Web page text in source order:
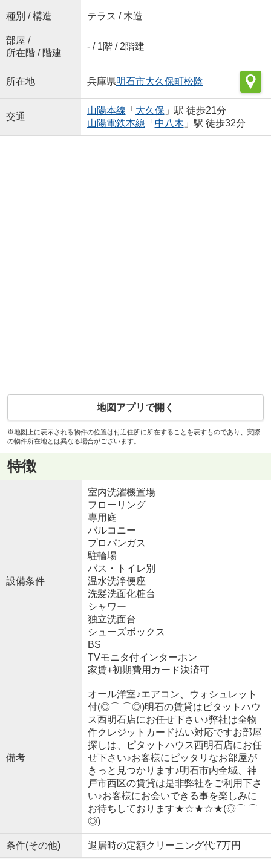
種別 / 構造 テラス / 木造
部屋 /
所在階 / 階建
- / 1階 / 2階建
所在地 兵庫県明石市大久保町松陰
交通
山陽本線 「 大久保 」駅 徒歩21分
山陽電鉄本線 「 中八木 」駅 徒歩32分
地図アプリで開く
※地図上に表示される物件の位置は付近住所に所在することを表すものであり、実際
の物件所在地とは異なる場合がございます。
特徴
設備条件
室内洗濯機置場
フローリング
専用庭
バルコニー
プロパンガス
駐輪場
バス・トイレ別
温水洗浄便座
洗髪洗面化粧台
シャワー
独立洗面台
シューズボックス
BS
TVモニタ付インターホン
家賃+初期費用カード決済可
備考
オール洋室♪エアコン、ウォシュレット
付(◎⌒ ⌒◎)明石の賃貸はピタットハウ
ス西明石店にお任せ下さい♪弊社は全物
件クレジットカード払い対応ですお部屋
探しは、ピタットハウス西明石店にお任
せ下さい♪お客様にピッタリなお部屋が
きっと見つかります♪明石市内全域、神
戸市西区の賃貸は是非弊社をご利用下さ
い♪お客様にお会いできる事を楽しみに
お待ちしております★☆★☆★(◎⌒ ⌒
◎)
条件(その他) 退居時の定額クリーニング代:7万円